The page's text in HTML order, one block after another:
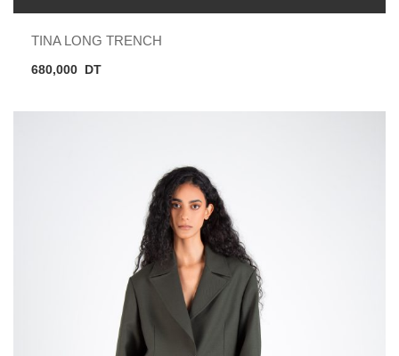
TINA LONG TRENCH
680,000 DT